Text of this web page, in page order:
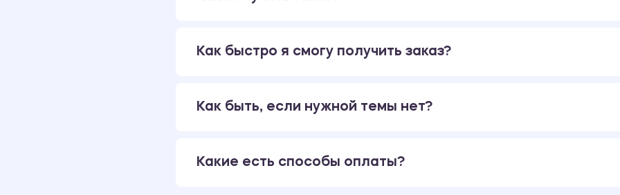
Как быстро я смогу получить заказ?
Как быть, если нужной темы нет?
Какие есть способы оплаты?